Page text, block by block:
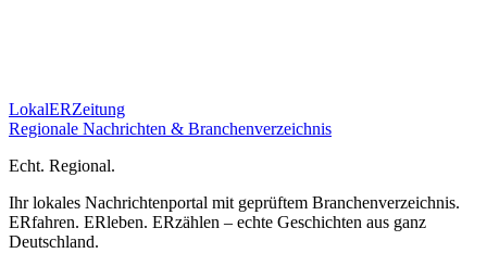
LokalERZeitung
Regionale Nachrichten & Branchenverzeichnis
Echt. Regional.
Ihr lokales Nachrichtenportal mit geprüftem Branchenverzeichnis.
ERfahren. ERleben. ERzählen – echte Geschichten aus ganz
Deutschland.